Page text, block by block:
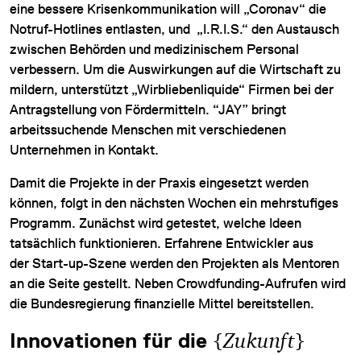
eine bessere Krisenkommunikation will „Coronav“ die
Notruf-Hotlines entlasten, und „I.R.I.S.“ den Austausch
zwischen Behörden und medizinischem Personal
verbessern. Um die Auswirkungen auf die Wirtschaft zu
mildern, unterstützt „Wirbliebenliquide“ Firmen bei der
Antragstellung von Fördermitteln. “JAY” bringt
arbeitssuchende Menschen mit verschiedenen
Unternehmen in Kontakt.
Damit die Projekte in der Praxis eingesetzt werden
können, folgt in den nächsten Wochen ein mehrstufiges
Programm. Zunächst wird getestet, welche Ideen
tatsächlich funktionieren. Erfahrene Entwickler aus
der Start-up-Szene werden den Projekten als Mentoren
an die Seite gestellt. Neben Crowdfunding-Aufrufen wird
die Bundesregierung finanzielle Mittel bereitstellen.
Innovationen für die {Zukunft}